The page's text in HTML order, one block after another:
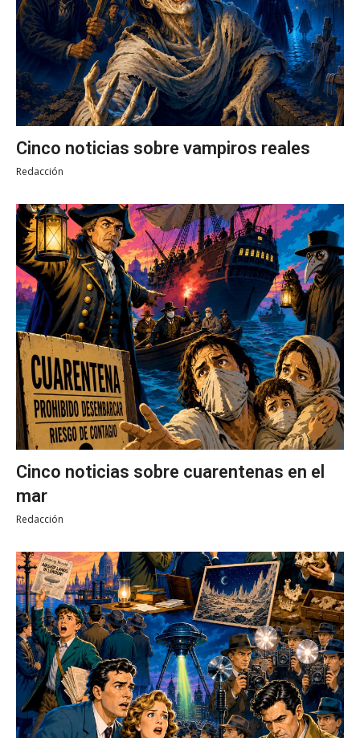
Cinco noticias sobre vampiros reales
Redacción
Cinco noticias sobre cuarentenas en el
mar
Redacción